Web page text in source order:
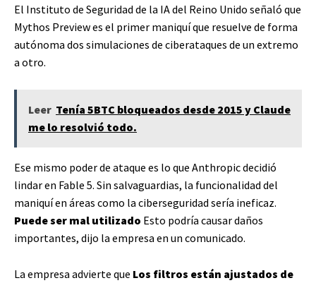
El Instituto de Seguridad de la IA del Reino Unido señaló que
Mythos Preview es el primer maniquí que resuelve de forma
autónoma dos simulaciones de ciberataques de un extremo
a otro.
Leer Tenía 5BTC bloqueados desde 2015 y Claude
me lo resolvió todo.
Ese mismo poder de ataque es lo que Anthropic decidió
lindar en Fable 5. Sin salvaguardias, la funcionalidad del
maniquí en áreas como la ciberseguridad sería ineficaz.
Puede ser mal utilizado Esto podría causar daños
importantes, dijo la empresa en un comunicado.
La empresa advierte que Los filtros están ajustados de